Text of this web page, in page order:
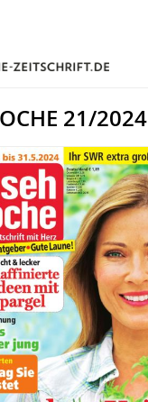
21/2024